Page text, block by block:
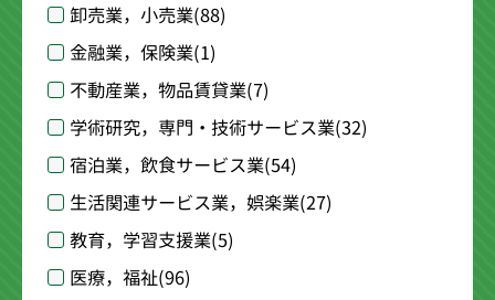
卸売業，小売業(88)
金融業，保険業(1)
不動産業，物品賃貸業(7)
学術研究，専門・技術サービス業(32)
宿泊業，飲食サービス業(54)
生活関連サービス業，娯楽業(27)
教育，学習支援業(5)
医療，福祉(96)